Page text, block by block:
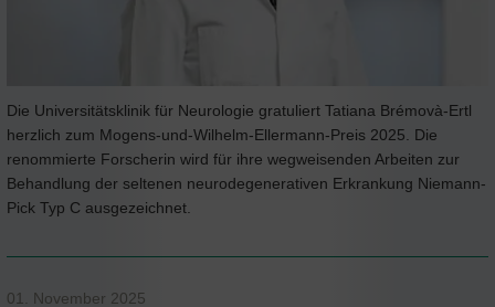
Die Universitätsklinik für Neurologie gratuliert Tatiana Brémovà-Ertl
herzlich zum Mogens-und-Wilhelm-Ellermann-Preis 2025. Die
renommierte Forscherin wird für ihre wegweisenden Arbeiten zur
Behandlung der seltenen neurodegenerativen Erkrankung Niemann-
Pick Typ C ausgezeichnet.
01. November 2025